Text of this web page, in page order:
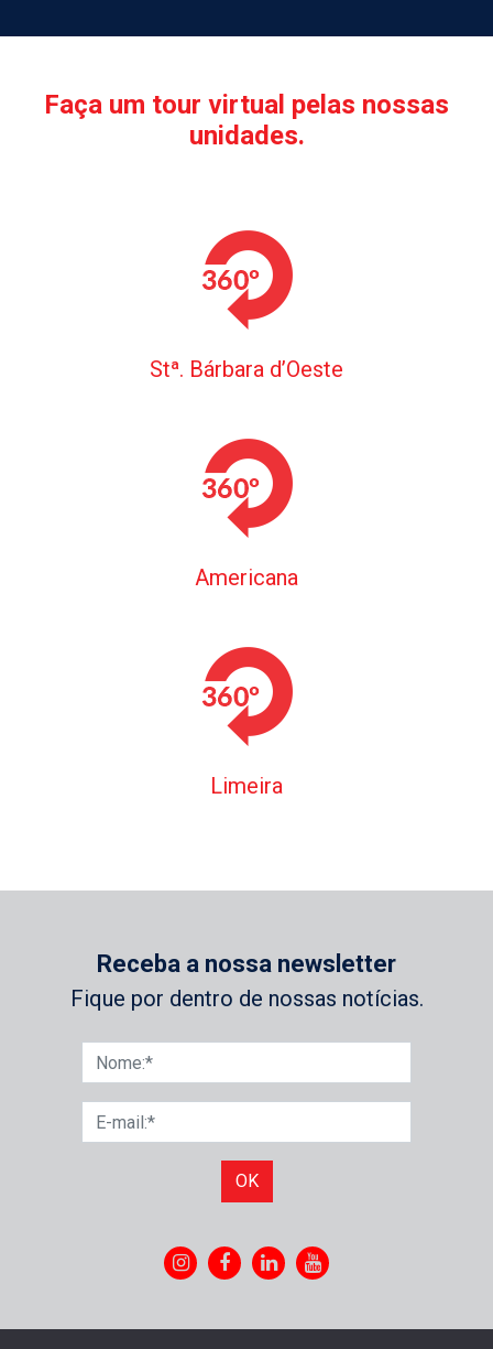
Faça um tour virtual pelas nossas
unidades.
Stª. Bárbara d’Oeste
Americana
Limeira
Receba a nossa newsletter
Fique por dentro de nossas notícias.
OK